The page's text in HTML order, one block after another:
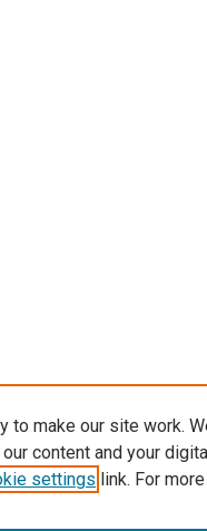
to make our site work.
content and your
settings link. For